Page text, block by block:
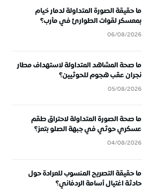
ما حقيقة الصورة المتداولة لدمار خيام
بمعسكر لقوات الطوارئ في مأرب؟
06/08/2026
ما صحة المشاهد المتداولة لاستهداف مطار
نجران عقب هجوم للحوثيين؟
05/08/2026
ما صحة الصورة المتداولة لاحتراق طقم
عسكري حوثي في جبهة الصلو بتعز؟
04/08/2026
ما حقيقة التصريح المنسوب للعرادة حول
حادثة اغتيال أسامة الردفاني؟